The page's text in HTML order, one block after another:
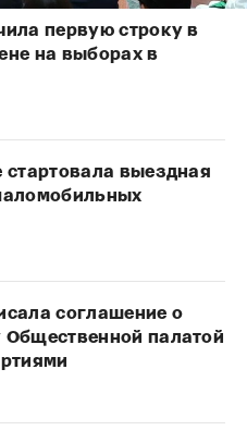
первую строку в
на выборах в
выездная
соглашение о
палатой